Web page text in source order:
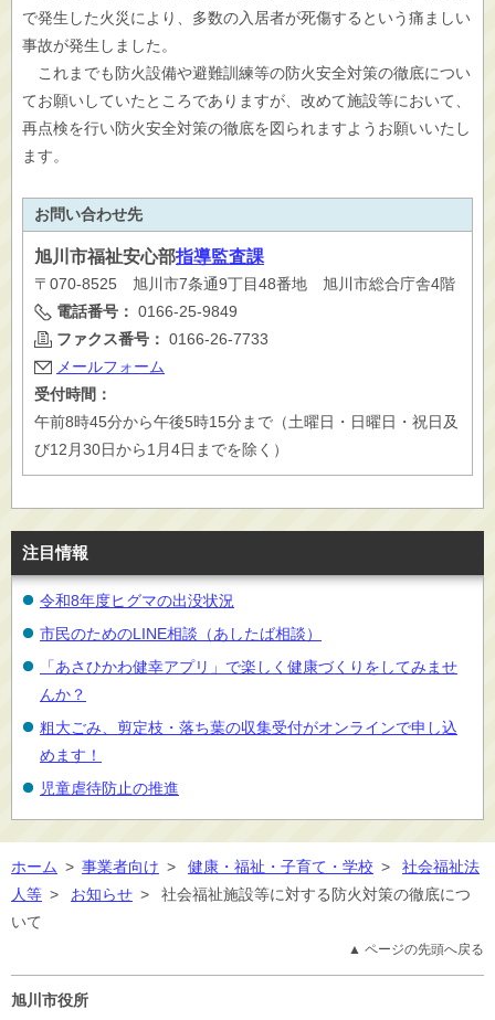
で発生した火災により、多数の入居者が死傷するという痛ましい
事故が発生しました。
これまでも防火設備や避難訓練等の防火安全対策の徹底につい
てお願いしていたところでありますが、改めて施設等において、
再点検を行い防火安全対策の徹底を図られますようお願いいたし
ます。
お問い合わせ先
旭川市福祉安心部指導監査課
〒070-8525 旭川市7条通9丁目48番地 旭川市総合庁舎4階
電話番号： 0166-25-9849
ファクス番号： 0166-26-7733
メールフォーム
受付時間：
午前8時45分から午後5時15分まで（土曜日・日曜日・祝日及
び12月30日から1月4日までを除く）
注目情報
令和8年度ヒグマの出没状況
市民のためのLINE相談（あしたば相談）
「あさひかわ健幸アプリ」で楽しく健康づくりをしてみませ
んか？
粗大ごみ、剪定枝・落ち葉の収集受付がオンラインで申し込
めます！
児童虐待防止の推進
ホーム > 事業者向け > 健康・福祉・子育て・学校 >
社会福祉法
人等 > お知らせ >
社会福祉施設等に対する防火対策の徹底につ
いて
▲ ページの先頭へ戻る
旭川市役所